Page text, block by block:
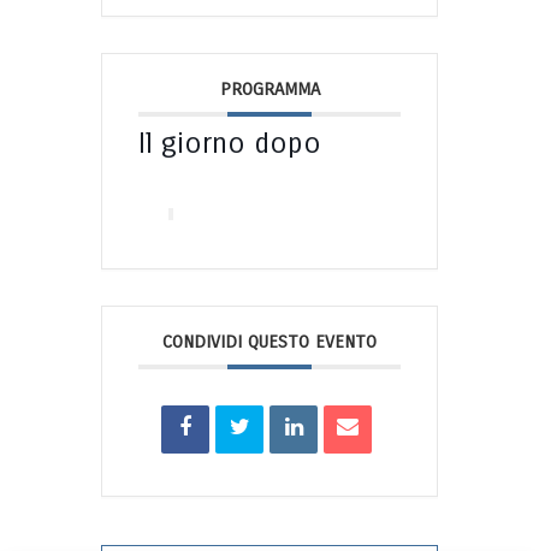
PROGRAMMA
Il giorno dopo
CONDIVIDI QUESTO EVENTO